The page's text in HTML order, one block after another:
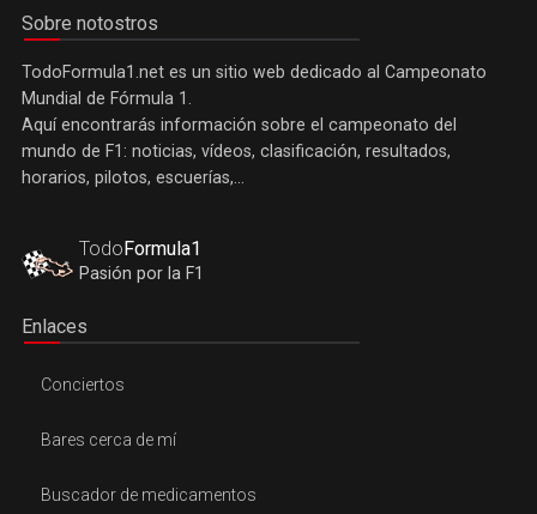
Sobre notostros
TodoFormula1.net es un sitio web dedicado al Campeonato
Mundial de Fórmula 1.
Aquí encontrarás información sobre el campeonato del
mundo de F1: noticias, vídeos, clasificación, resultados,
horarios, pilotos, escuerías,...
Todo Formula1
Pasión por la F1
Enlaces
Conciertos
Bares cerca de mí
Buscador de medicamentos